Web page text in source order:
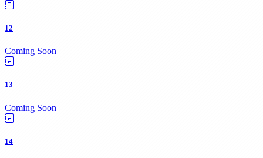
12
Coming Soon
13
Coming Soon
14